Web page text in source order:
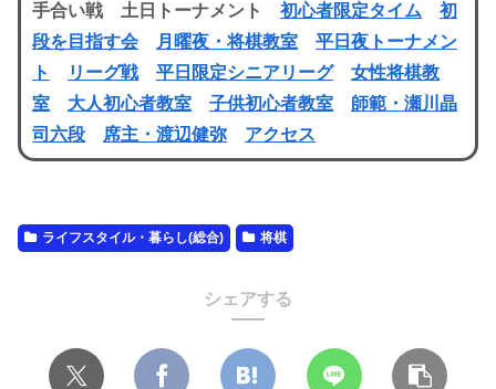
手合い戦 土日トーナメント 初心者限定タイム
初
段を目指す会
月曜夜・将棋教室
平日夜トーナメン
ト
リーグ戦 平日限定シニアリーグ
女性将棋教
室
大人初心者教室 子供初心者教室
師範・瀬川晶
司六段
席主・渡辺健弥 アクセス
ライフスタイル・暮らし(総合) 将棋
シェアする